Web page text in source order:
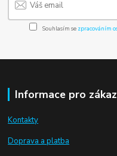
Souhlasím se zpracováním
Informace pro
Kontakty
Doprava a platba